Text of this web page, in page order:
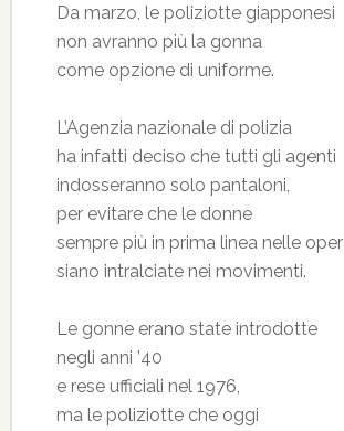
Da marzo, le poliziotte giapponesi
non avranno più la gonna
come opzione di uniforme.
L’Agenzia nazionale di polizia
ha infatti deciso che tutti gli agenti
indosseranno solo pantaloni,
per evitare che le donne
sempre più in prima linea nelle
siano intralciate nei movimenti.
Le gonne erano state introdotte
negli anni ’40
e rese ufficiali nel 1976,
ma le poliziotte che oggi